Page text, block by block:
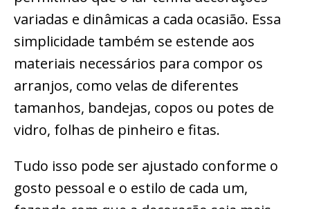
variadas e dinâmicas a cada ocasião. Essa
simplicidade também se estende aos
materiais necessários para compor os
arranjos, como velas de diferentes
tamanhos, bandejas, copos ou potes de
vidro, folhas de pinheiro e fitas.
Tudo isso pode ser ajustado conforme o
gosto pessoal e o estilo de cada um,